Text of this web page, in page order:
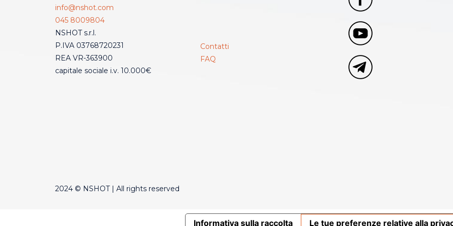
info@nshot.com
045 8009804
NSHOT s.r.l.
P.IVA 03768720231
REA VR-363900
capitale sociale i.v. 10.000€
Contatti
FAQ
2024 © NSHOT | All rights reserved
Informativa sulla raccolta Le tue preferenze relative alla